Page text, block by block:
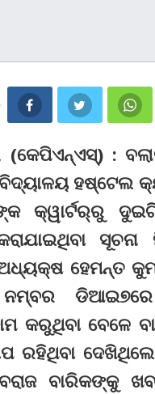
(କେପିଏନ୍‌ଏସ୍‌) :
ହଷ୍ଟେଲ
କ୍ୱାର୍ଟର୍‌ରୁ
ହେମନ୍ତ
ନମ୍ବର
କରୁଥିବା ବେଳେ
ରହିଥିବା
ବାରିକଙ୍କୁ